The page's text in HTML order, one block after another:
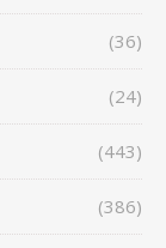
(36)
(24)
(443)
(386)